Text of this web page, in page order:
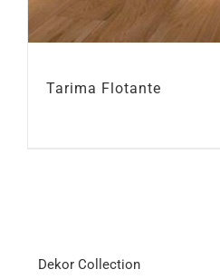
Tarima Flotante
Dekor Collection